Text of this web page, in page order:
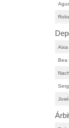
Aixa
Bea